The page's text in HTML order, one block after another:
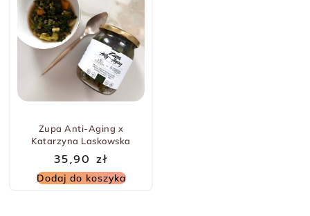
Zupa Anti-Aging x
Katarzyna Laskowska
35,90 zł
Dodaj do koszyka